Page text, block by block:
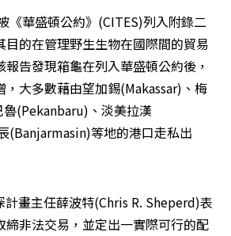
《華盛頓公約》(CITES)列入附錄二
的在管理野生生物在國際間的貿易
告發現箱龜在列入華盛頓公約後，
，大多數藉由望加錫(Makassar)、梅
(Pekanbaru)、淡美拉漢
(Banjarmasin)等地的港口走私出
計畫主任薛波特(Chris R. Sheperd)表
締非法交易，並定出一實際可行的配